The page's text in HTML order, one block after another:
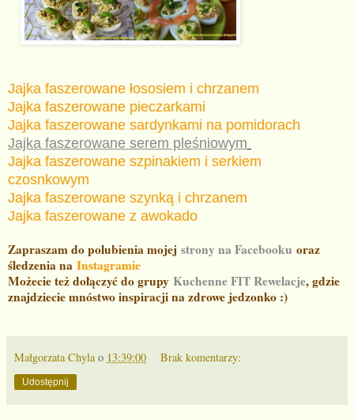
Jajka faszerowane łososiem i chrzanem
Jajka faszerowane pieczarkami
Jajka faszerowane sardynkami na pomidorach
Jajka faszerowane serem pleśniowym
Jajka faszerowane szpinakiem i serkiem
czosnkowym
Jajka faszerowane szynką i chrzanem
Jajka faszerowane z awokado
Zapraszam do polubienia mojej strony na Facebooku oraz
śledzenia na Instagramie
Możecie też dołączyć do grupy Kuchenne FIT Rewelacje, gdzie
znajdziecie mnóstwo inspiracji na zdrowe jedzonko :)
Małgorzata Chyla o 13:39:00 Brak komentarzy:
Udostępnij